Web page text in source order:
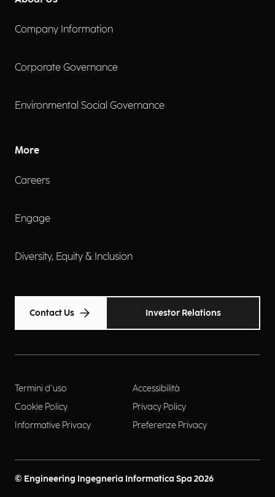
Company Information
Corporate Governance
Environmental Social Governance
More
Careers
Engage
Diversity, Equity & Inclusion
Contact Us Investor Relations
Termini d'uso
Accessibilità
Cookie Policy
Privacy Policy
Informative Privacy
Preferenze Privacy
© Engineering Ingegneria Informatica Spa 2026